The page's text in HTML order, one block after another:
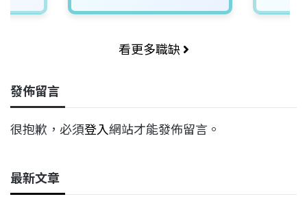
看更多職缺
發佈留言
很抱歉，必須登入網站才能發佈留言。
最新文章